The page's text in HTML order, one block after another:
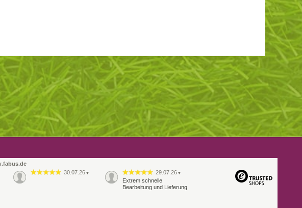
30.07.26 ▼ 29.07.26 ▼
Extrem schnelle
Bearbeitung und Lieferung